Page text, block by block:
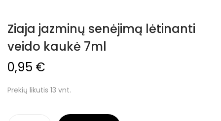
Ziaja jazminų senėjimą lėtinanti
veido kaukė 7ml
0,95 €
Prekių likutis 13 vnt.